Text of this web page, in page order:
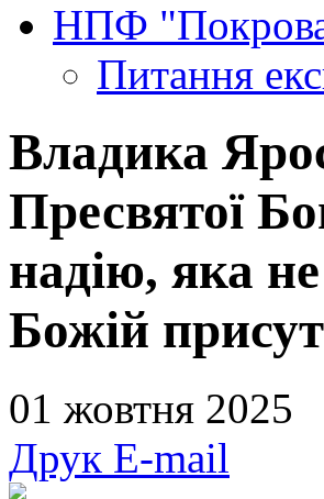
НПФ
Питання
Владика
Пресвятої
надію, яка
Божій
01 жовтня 2025
Друк E-mail